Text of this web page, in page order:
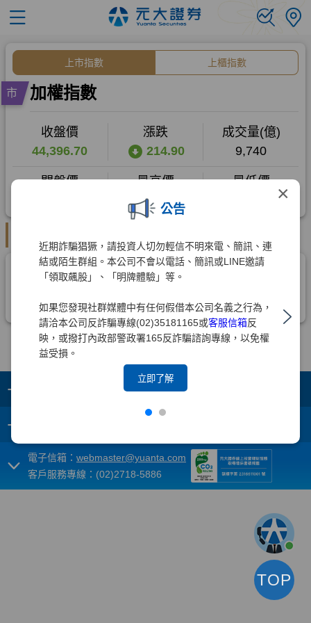
×
公告
近期詐騙猖獗，請投資人切勿輕信不明來電、簡訊、連
結或陌生群組。本公司不會以電話、簡訊或LINE邀請
「領取飆股」、「明牌體驗」等。
如果您發現社群媒體中有任何假借本公司名義之行為，
請洽本公司反詐騙專線(02)35181165或客服信箱反
映，或撥打內政部警政署165反詐騙諮詢專線，以免權
益受損。
立即了解
+
+
電子信箱： webmaster@yuanta.com
客戶服務專線：(02)2718-5886
TOP